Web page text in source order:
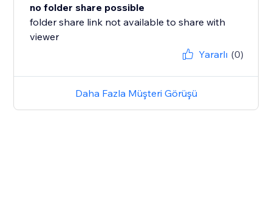
no folder share possible
folder share link not available to share with
viewer
Yararlı (0)
Daha Fazla Müşteri Görüşü